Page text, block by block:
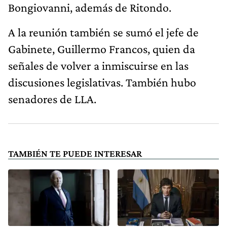
Bongiovanni, además de Ritondo.
A la reunión también se sumó el jefe de
Gabinete, Guillermo Francos, quien da
señales de volver a inmiscuirse en las
discusiones legislativas. También hubo
senadores de LLA.
TAMBIÉN TE PUEDE INTERESAR